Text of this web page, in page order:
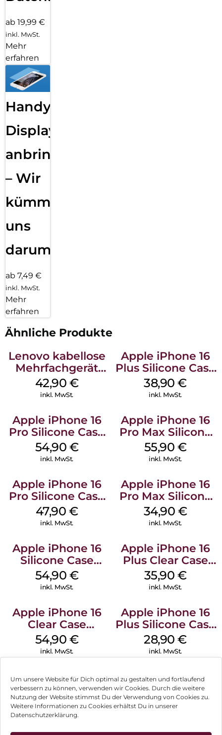
Um unsere Website für Dich optimal zu gestalten und fortlaufend
verbessern zu können, verwenden wir Cookies. Durch die weitere
Nutzung der Website stimmst Du der Verwendung von Cookies zu.
Weitere Informationen zu Cookies erhältst Du in unserer
Datenschutzerklärung.
ab 19,99 €
inkl. MwSt.
Mehr
erfahren
Handy
Displayfolie
anbringen
– Wir
kümmern
uns
darum!
ab 7,49 €
inkl. MwSt.
Mehr
erfahren
Ähnliche Produkte
Lenovo kabellose
Mehrfachgerät
Luna Grey
42,90 €
inkl. MwSt.
Apple iPhone 16
Plus Silicone Case
MagSafe Denim
38,90€
inkl. MwSt.
Apple iPhone 16
Pro Silicone Case
MagSafe Black
54,90 €
inkl. MwSt.
Apple iPhone 16
Pro Max Silicone
Case MagSafe
Stone Gray
55,90 €
inkl. MwSt.
Apple iPhone 16
Pro Silicone Case
MagSafe Denim
47,90 €
inkl. MwSt.
Apple iPhone 16
Pro Max Silicone
Case MagSafe
Denim
34,90 €
inkl. MwSt.
Apple iPhone 16
Silicone Case
MagSafe Black
54,90 €
inkl. MwSt.
Apple iPhone 16
Plus Clear Case
MagSafe
Transparent
35,90 €
inkl. MwSt.
Apple iPhone 16
Clear Case
MagSafe
Transparent
54,90 €
inkl. MwSt.
Apple iPhone 16
Plus Silicone Case
MagSafe Black
28,90€
inkl. MwSt.
Impressum